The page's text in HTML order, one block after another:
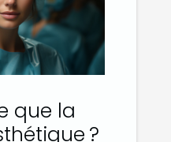
que la
?